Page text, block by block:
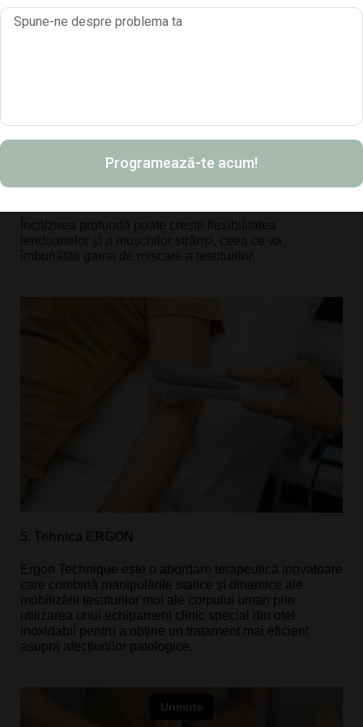
mușchii. Prin acest proces circulația sângelui la aceste
organismului și scade durerea.
Ergon Technique este o abordare terapeutică inovatoare
care combină manipulările statice și dinamice ale
mobilizării țesuturilor moi ale corpului uman prin
utilizarea unui echipament clinic special din oțel
inoxidabil pentru a obține un tratament mai eficient
asupra afecțiunilor patologice.
Programează-te acum!